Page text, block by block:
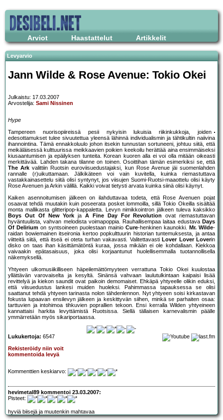
Arviot Haastattelut Artikkelit
Levyarvio
Jann Wilde & Rose Avenue: Tokio Okei
Julkaistu: 17.03.2007
Arvostelija: Sami Nissinen
Hype
Tampereen nuorisopiireissä pesii nykyisin lukuisia riikinkukkoja, joiden
edesottamukset tulee sivuutettua yleensä lähinnä individualismin ja tähtikultin naiivina
ihannointina. Tämä ennakkoluulo johon itsekin tunnustan sortuneeni, johtuu siitä, että
meikäläisessä kulttuurissa meikkaavien poikien keekoilu herättää aina ensimmäiseksi
kiusaantumisen ja epäilyksen tunteita. Korean kuoren alla ei voi olla mitään oikeasti
merkittävää. Lahden takana tilanne on toinen. Osoittihan tämän esimerkiksi se, että
The Ark valittiin Ruotsin euroviisuedustajaksi, kun Rose Avenue jäi suomenlahden
rannalle (r)uikuttamaan. Jälkikäteen voi vain kuvitella, kuinka riemastuttava
vastakkainasettelu siitä olisi syntynyt, jos viisujen Suomi-Ruotsi-maaottelu olisi käyty
Rose Avenuen ja Arkin välillä. Kaikki voivat tietysti arvata kuinka siinä olisi käynyt.
Kaiken asennoitumisen jälkeen on ilahduttavaa todeta, että Rose Avenuen pojat
osaavat tehdä muutakin kuin poseerata posket lommoilla, sillä Tokio Okeilla sisältää
monta mallikasta glitteripop-kappaletta. Levyn nimikkointron jälkeen tuleva kaksikko
Boys Out Of New York jaA Fine Day For Revolution
ovat riemastuttavan
hyväntuulista, vahvan melodista voimapoppia. Rauhallisempaa laitaa edustava Days
Of Delirium on syntsoineen puolestaan mainio Cure-henkinen kaunokki. Mr. Wilde-
raidan bowiemainen itseironia kertoo popkulttuurin historian tuntemuksesta, ja antaa
viitteitä siitä, että itseä ei oteta turhan vakavasti. Valitettavasti Lover Lover Loverin
disko on taas ihan käsittämätöntä kuraa, jossa mikään ei ole kohdallaan. Kiekkoa
vaivaakin epätasaisuus, joka olisi korjaantunut huolellisemmalla tuotannollisella
näkemyksellä.
Yhtyeen ulkomusiikilliseen häpeilemättömyyteen verrattuna Tokio Okei kuulostaa
yllättävän varovaiselta ja kesyltä. Sinänsä vahvaan laulutulkintaan kaipaisi lisää
revittelyä ja kiekon saundit ovat paikoin demomaiset. Ehkäpä yhtyeelle olikin eduksi,
että viisuedustus lankesi muiden huoleksi. Pahimmassa tapauksessa se olisi
saattanut tehdä yhtyeen tarinasta nolon tähdenlennon. Nyt yhtyeen soisi kirkastavan
fokusta lupaavan ensilevyn jälkeen ja keskittyvän siihen, minkä se parhaiten osaa:
tarttuvien ja intohimoa tihkuvien poprallien tekoon. Ensi kerralla Wilden yhtyeineen
kannattaisi harkita levyttämistä Ruotsissa. Siellä tällaisen karnevalismin päälle
ymmärretään myös sikariportaassa.
Lukukertoja: 6547
Rekisteröidy niin voit
kommentoida levyä
Kommenttien keskiarvo:
hevimetal89 kommentoi 23.03.2007:
Pisteet:
hyviä biisejä ja muutenkin mahtavaa